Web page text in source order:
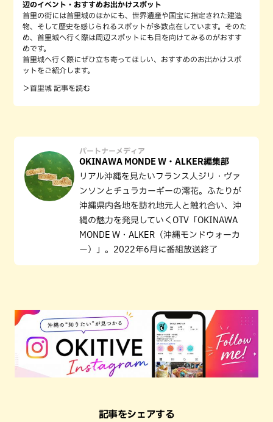
辺のイベント・おすすめお出かけスポット
首里の街には首里城のほかにも、世界遺産や国宝に指定された建造
物、そして歴史を感じられるスポットが多数点在しています。そのた
め、首里城へ行く際は周辺スポットにも目を向けてみるのがおすす
めです。
首里城へ行く際にぜひ立ち寄ってほしい、おすすめのお出かけスポ
ットをご紹介します。
＞首里城 記事を読む
パートナーメディア
OKINAWA MONDE W・ALKER編集部
リアル沖縄を見たいフランス人ジリ・ヴァ
ンソンとチュラカーギーの澪花。ふたりが
沖縄県内各地を訪れ地元人と触れ合い、沖
縄の魅力を発見していくOTV「OKINAWA
MONDE W・ALKER（沖縄モンドウォーカ
ー）」。2022年6月に番組放送終了
記事をシェアする